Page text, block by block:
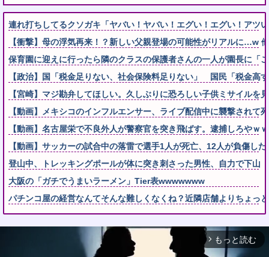
連れ打ちしてるクソガキ「ヤバい！ヤバい！エグい！エグい！アツ
【衝撃】母の浮気再来！？新しい父親登場の可能性がリアルに…w 他
保育園に迎えに行ったら隣のクラスの保護者さんの一人が園長に「
【政治】国「税金足りない、社会保険料足りない」 国民「税金高
【宮崎】マジ勘弁してほしい。久しぶりに恐ろしい子供ミサイルを
【動画】メキシコのインフルエンサー、ライブ配信中に襲撃されて
【動画】名古屋栄で不良外人が警察官を突き飛ばす。逮捕しろやｗ
【動画】サッカーの試合中の落雷で選手1人が死亡、12人が負傷した
登山中、トレッキングポールが体に突き刺さった男性、自力で下山
大阪の「ガチでうまいラーメン」Tier表wwwwwww
パチンコ屋の経営なんてそんな難しくなくね？近隣店舗よりちょっ
arrow_forward_ios もっと読む